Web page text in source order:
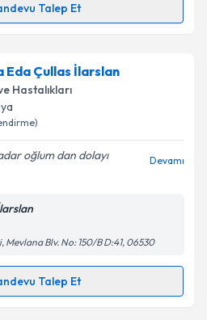
Talep Et
Talebi
için randevu takvimi talebi
randevu almanız için bir
e-posta ile bilgilendireceğiz.
işlenmesine ilişkin
ve kişisel verilerimin belirtilen
kabul ediyorum.
Talebini Gönder
Eda Çullas İlarslan
Hastalıkları
oğlum dan dolayı
Devamı
Mevlana Blv. No: 150/B D:41, 06530
Talep Et
Talebi